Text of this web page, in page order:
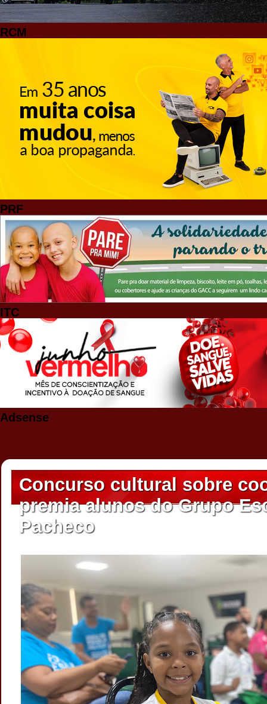
RCM
PRF
ITC
Adsense
Concurso cultural sobre
premia alunos do Grupo
Pacheco